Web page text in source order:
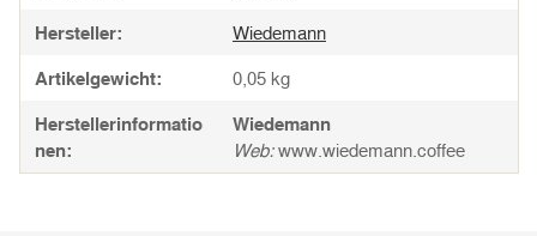
Hersteller: Wiedemann
Artikelgewicht: 0,05 kg
Herstellerinformatio
nen:
Wiedemann
Web:www.wiedemann.coffee